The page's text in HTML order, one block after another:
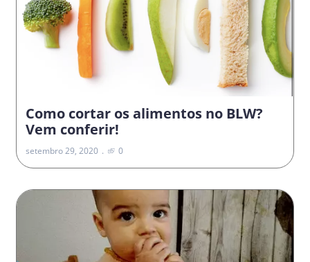
Como cortar os alimentos no BLW?
Vem conferir!
setembro 29, 2020 0